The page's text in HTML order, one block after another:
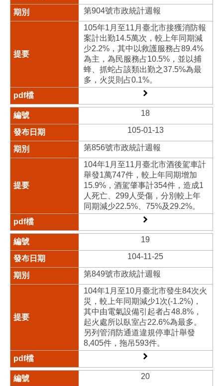
第904號市政統計週報
105年1月至11月臺北市接獲消防報
案計出勤14.5萬次，較上年同期減
少2.2%，其中以救護服務占89.4%
為主，為民服務占10.5%，並以捕
蜂、抓蛇占該類出勤之37.5%為最
多，火災則占0.1%。
18
105-01-13
第856號市政統計週報
104年1月至11月臺北市酒後駕車計
舉發1萬747件，較上年同期增加
15.9%，酒駕肇事計354件，造成1
人死亡、299人受傷，分別較上年
同期減少22.5%、75%及29.2%。
19
104-11-25
第849號市政統計週報
104年1月至10月臺北市發生84次火
災，較上年同期減少1次(-1.2%)，
其中由電氣設備引起者占48.8%，
起火處所以臥室占22.6%為最多。
另列管消防通道違規停車計舉發
8,405件，拖吊593件。
20